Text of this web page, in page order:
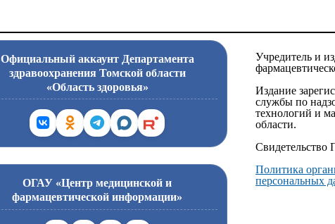
Официальный аккаунт Департамента
здравоохранения Томской области
«Область здоровья»
ОГАУ «Центр медицинской и
фармацевтической информации»
Учредитель и
Издание
службы по
технологий и
области.
Политика
персональных